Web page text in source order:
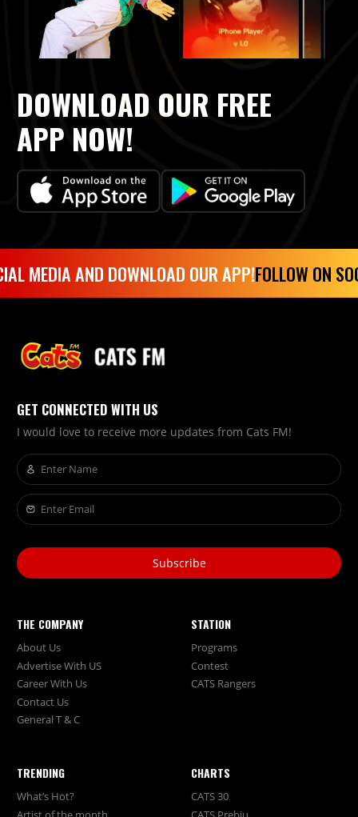
DOWNLOAD OUR FREE
APP NOW!
MEDIA AND DOWNLOAD OUR APP!FOLLOW ON
GET CONNECTED WITH US
I would love to receive more updates from Cats FM!
Subscribe
THE COMPANY
About Us
Advertise With US
Career With Us
Contact Us
General T & C
STATION
Programs
Contest
CATS Rangers
TRENDING
What’s Hot?
CHARTS
CATS 30